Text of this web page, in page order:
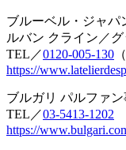
ブルーベル・ジャパ
ルバン クライン／グ
TEL／0120-005-130
https://
ブルガリ パルファ
TEL／03-5413-1202
https://